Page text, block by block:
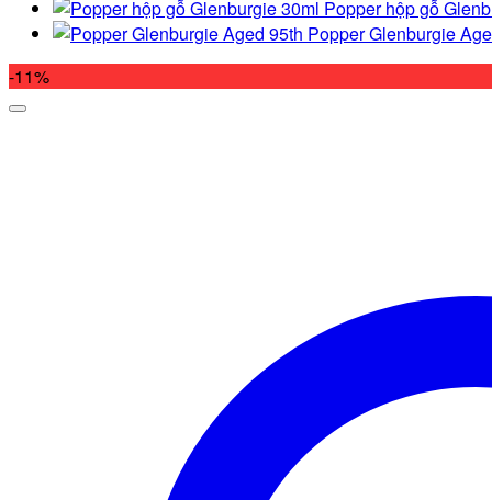
Popper hộp gỗ
Popper Glenburgie
-11%